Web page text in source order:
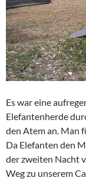
Es war eine
Elefantenherde
den Atem an. Man
Da Elefanten den
der zweiten Nacht
Weg zu unserem